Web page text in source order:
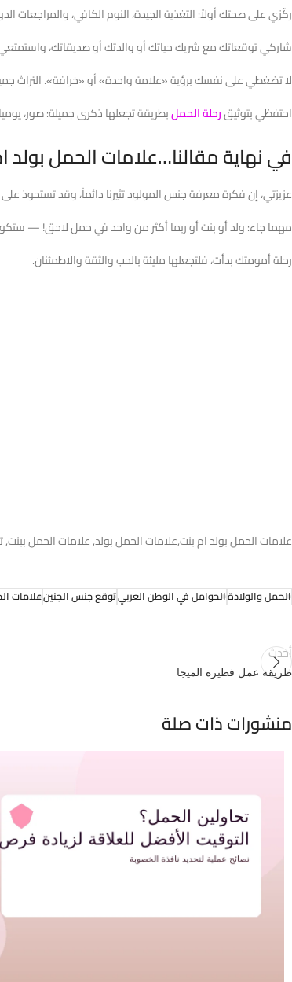
ركّزي على صحتك أولاً: التغذية الجيدة، النوم الكافي، والمراجعات
شاركي توقعاتك مع شريك حياتك أو والدتك أو صديقاتك،
لا تضغطي على نفسك برؤية «علامة واحدة» أو «خرافة». التراث
احتفظي بتوثيقرحلة الحملبطريقة تجعلها ذكرى جميلة: صور،
في نهاية مقالنا…علامات الحمل بولد
عزيزتي، إن فكرة معرفة جنس المولود تثيرنا دائماً، وقد تستحوذ
مهما جاء: ولد أو بنت أو ربما أكثر من واحد في حمل لاحق! —
رحلة أمومتك بدأت، فلتجعلها مليئة بالحب والثقة والاطمئنان.
علامات الحمل بولد ام بنت,علامات الحمل بولد, علامات الحمل
الحمل والولادةالحوامل في الوطن العربيتوقع جنس الجنينعلامات
أحدث
طريقة عمل فطيرة الميجا
منشورات ذات صلة